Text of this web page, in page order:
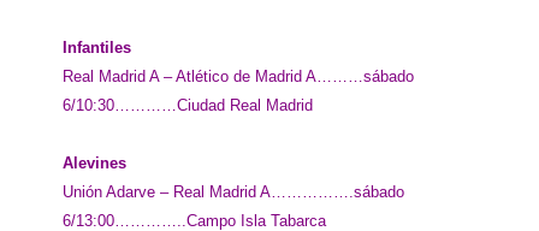
Infantiles
Real Madrid A – Atlético de Madrid A………sábado
6/10:30…………Ciudad Real Madrid
Alevines
Unión Adarve – Real Madrid A…………….sábado
6/13:00…………..Campo Isla Tabarca